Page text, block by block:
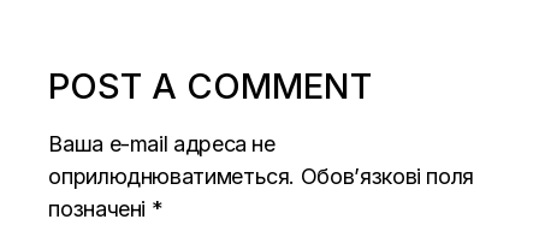
POST A COMMENT
Ваша e-mail адреса не
оприлюднюватиметься. Обов’язкові поля
позначені *